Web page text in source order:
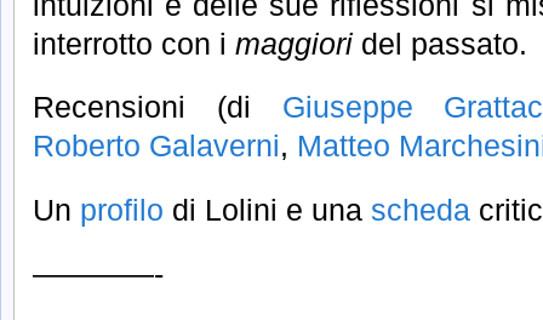
interrotto con i maggiori del passato.
Recensioni (di Giuseppe
Roberto Galaverni, Matteo
Un profilo di Lolini e una scheda
————-